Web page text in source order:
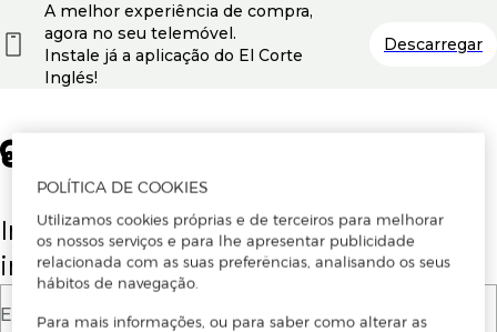
Insira o seu email para se registar ou
iniciar sessão.
E-mail
A melhor experiência de compra,
agora no seu telemóvel.
Instale já a aplicação do El Corte
Inglés!
Descarregar
POLÍTICA DE COOKIES
Utilizamos cookies próprias e de terceiros para melhorar
os nossos serviços e para lhe apresentar publicidade
relacionada com as suas preferências, analisando os seus
hábitos de navegação.
Para mais informações, ou para saber como alterar as